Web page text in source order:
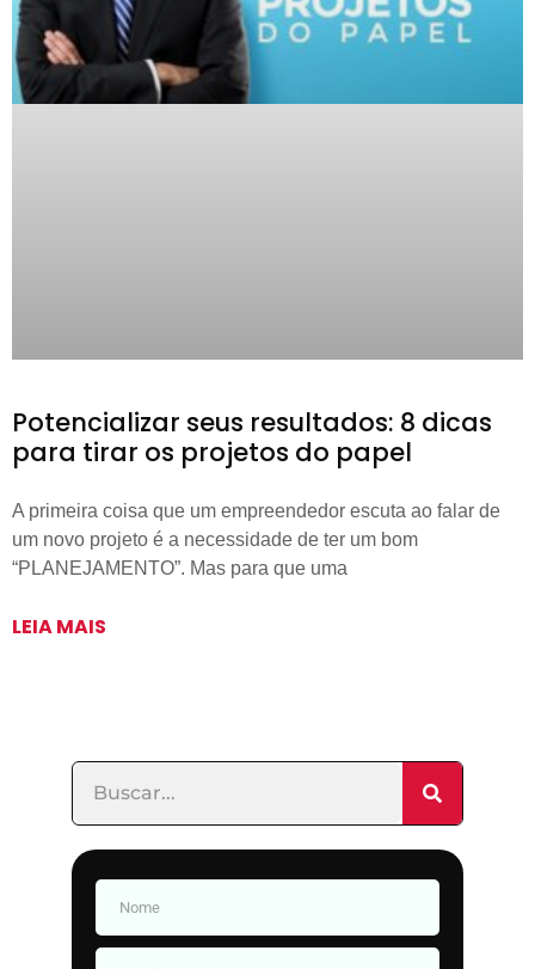
Potencializar seus resultados: 8 dicas
para tirar os projetos do papel
A primeira coisa que um empreendedor escuta ao falar de
um novo projeto é a necessidade de ter um bom
“PLANEJAMENTO”. Mas para que uma
LEIA MAIS